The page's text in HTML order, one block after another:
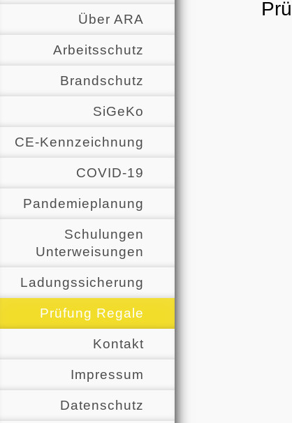
Über ARA
Arbeitsschutz
Brandschutz
SiGeKo
CE-Kennzeichnung
COVID-19
Pandemieplanung
Schulungen
Unterweisungen
Ladungssicherung
Prüfung Regale
Kontakt
Impressum
Datenschutz